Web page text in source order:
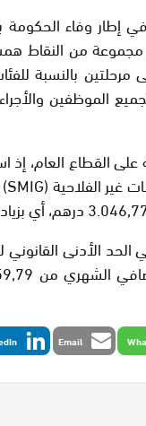
من النقاط
بالنسبة
القطاع العام، إذ
Email